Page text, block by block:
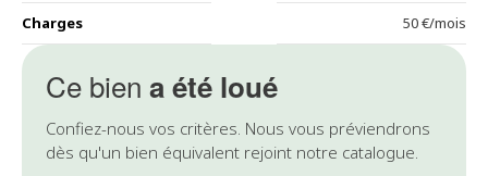
Ce bien a été loué
Confiez-nous vos critères. Nous vous préviendrons
dès qu'un bien équivalent rejoint notre catalogue.
Charges 50 €/mois